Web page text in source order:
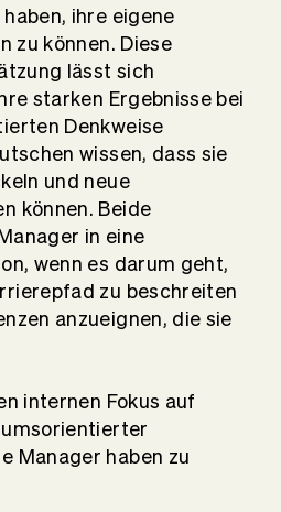
ihre eigene
zu können. Diese
lässt sich
starken Ergebnisse bei
Denkweise
wissen, dass sie
und neue
können. Beide
in eine
wenn es darum geht,
zu beschreiten
anzueignen, die sie
internen Fokus auf
Manager haben zu